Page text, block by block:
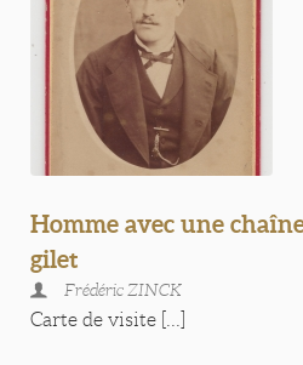
Homme avec une
gilet
Frédéric ZINCK
Carte de visite [...]